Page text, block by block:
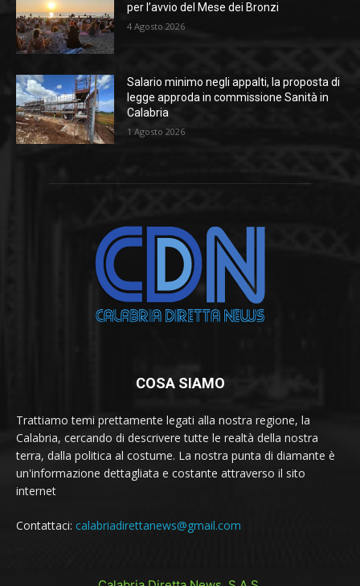
per l’avvio del Mese dei Bronzi
4 Agosto 2026
Salario minimo negli appalti, la proposta di
legge approda in commissione Sanità in
Calabria
1 Agosto 2026
COSA SIAMO
Trattiamo temi prettamente legati alla nostra regione, la
Calabria, cercando di descrivere tutte le realtà della nostra
terra, dalla politica al costume. La nostra punta di diamante è
un'informazione dettagliata e costante attraverso il sito
internet
Contattaci: calabriadirettanews@gmail.com